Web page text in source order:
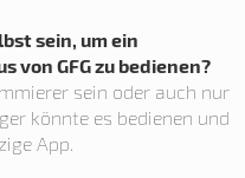
sein, um ein
GFG zu bedienen?
sein oder auch nur
könnte es bedienen und
App.